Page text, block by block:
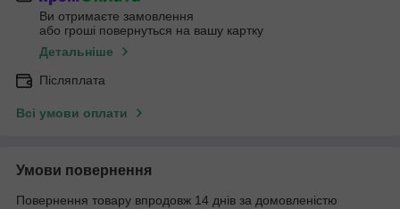
Ви отримаєте замовлення
або гроші повернуться на вашу картку
Детальніше
Післяплата
Всі умови оплати
Умови повернення
Повернення товару впродовж 14 днів за домовленістю